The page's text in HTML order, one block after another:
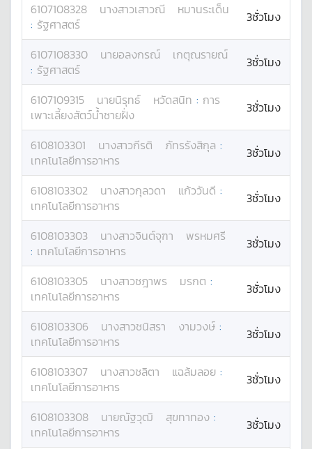
6107108328 นางสาวเสาวณี
หมานระเด็น
: รัฐศาสตร์ 3ชั่วโมง
6107108330 นายอลงกรณ์
เกตุณรายณ์
: รัฐศาสตร์ 3ชั่วโมง
6107109315 นายนิรุทธ์ หวัดสนิท : การ
เพาะเลี้ยงสัตว์น้ำชายฝั่ง
3ชั่วโมง
6108103301 นางสาวกีรติ ภัทรรังสิกุล :
เทคโนโลยีการอาหาร
3ชั่วโมง
6108103302 นางสาวกุลวดา แก้ววันดี :
เทคโนโลยีการอาหาร
3ชั่วโมง
6108103303 นางสาวจินต์จุฑา
พรหมศรี
: เทคโนโลยีการอาหาร 3ชั่วโมง
6108103305 นางสาวชฎาพร มรกต :
เทคโนโลยีการอาหาร
3ชั่วโมง
6108103306 นางสาวชนิสรา งามวงษ์ :
เทคโนโลยีการอาหาร
3ชั่วโมง
6108103307 นางสาวชลิตา แฉล้มลอย :
เทคโนโลยีการอาหาร
3ชั่วโมง
6108103308 นายณัฐวุฒิ สุขทาทอง :
เทคโนโลยีการอาหาร
3ชั่วโมง